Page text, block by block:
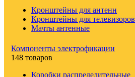
Кронштейны для антенн
Кронштейны для телевизоров
Мачты антенные
Компоненты электрофикации
148 товаров
Коробки распределительные